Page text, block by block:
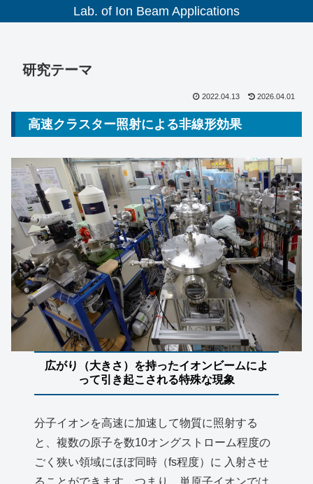
Lab. of Ion Beam Applications
研究テーマ
2022.04.13 2026.04.01
高速クラスター照射による非線形効果
広がり（大きさ）を持ったイオンビームによ
って引き起こされる特殊な現象
分子イオンを高速に加速して物質に照射する
と、複数の原子を数10オングストローム程度の
ごく狭い領域にほぼ同時（fs程度）に 入射させ
ることができます。つまり、単原子イオンでは